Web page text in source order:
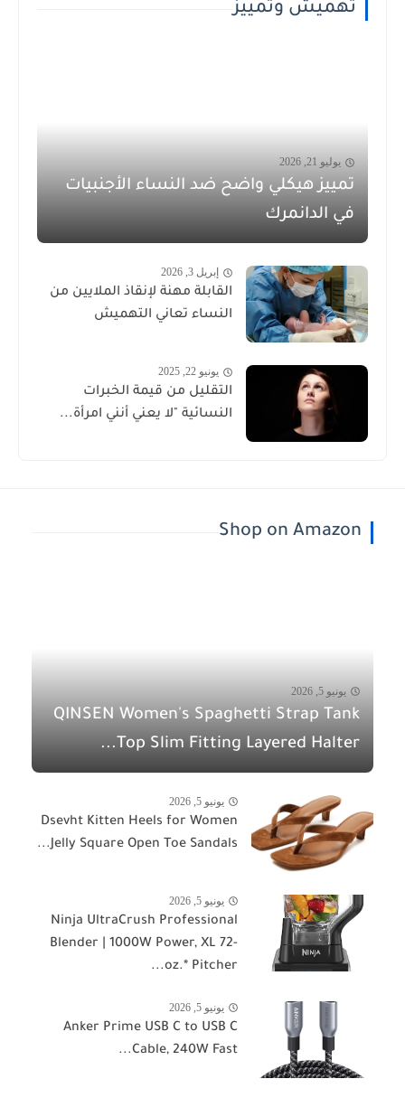
تهميش وتمييز
يوليو 21, 2026
تمييز هيكلي واضح ضد النساء الأجنبيات
في الدانمرك
إبريل 3, 2026
القابلة مهنة لإنقاذ الملايين من
النساء تعاني التهميش
يونيو 22, 2025
التقليل من قيمة الخبرات
النسائية "لا يعني أنني امرأة...
Shop on Amazon
يونيو 5, 2026
QINSEN Women's Spaghetti Strap Tank
Top Slim Fitting Layered Halter...
يونيو 5, 2026
Dsevht Kitten Heels for Women
Jelly Square Open Toe Sandals...
يونيو 5, 2026
Ninja UltraCrush Professional
Blender | 1000W Power, XL 72-
oz.* Pitcher...
يونيو 5, 2026
Anker Prime USB C to USB C
Cable, 240W Fast...